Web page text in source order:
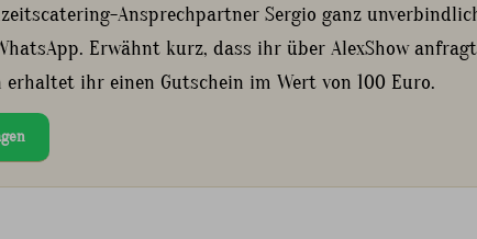
Ansprechpartner Sergio ganz
Erwähnt kurz, dass ihr über AlexShow
erhaltet ihr einen Gutschein im Wert von 100 Euro.